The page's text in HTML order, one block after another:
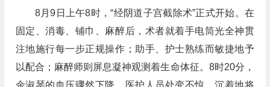
8月9日上午8时，“经阴道子宫截除术”正式开始。在
固定、消毒、铺巾、麻醉后，术者就着手电筒光全神贯
注地施行每一步正规操作；助手、护士熟练而敏捷地予
以配合；麻醉师则屏息凝神观测着生命体征。8时20分，
余淑琴的血压骤然下降，医护人员处变不惊，沉着地将